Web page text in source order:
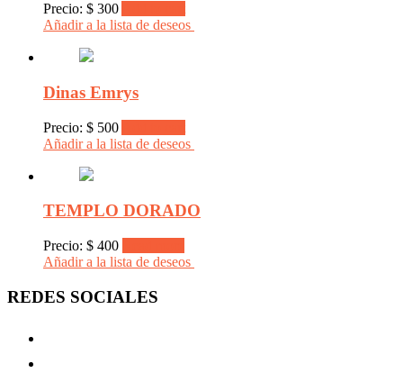
Precio: $ 300
Añadir a la lista de deseos
Dinas Emrys
Precio: $ 500
Añadir a la lista de deseos
TEMPLO DORADO
Precio: $ 400
Añadir a la lista de deseos
REDES SOCIALES